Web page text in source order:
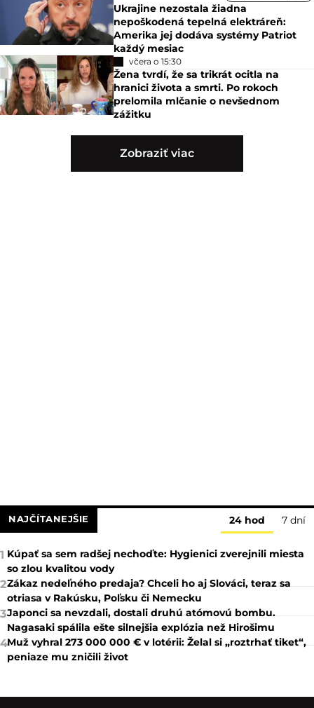
Ukrajine nezostala žiadna
nepoškodená tepelná elektráreň:
Amerika jej dodáva systémy Patriot
každý mesiac
včera o 15:30
Žena tvrdí, že sa trikrát ocitla na
hranici života a smrti. Po rokoch
prelomila mlčanie o nevšednom
zážitku
Zobraziť viac
NAJČÍTANEJŠIE 24 hod 7 dní
1 Kúpať sa sem radšej nechoďte: Hygienici zverejnili miesta
so zlou kvalitou vody
2Zákaz nedeľného predaja? Chceli ho aj Slováci, teraz sa
otriasa v Rakúsku, Poľsku či Nemecku
3Japonci sa nevzdali, dostali druhú atómovú bombu.
Nagasaki spálila ešte silnejšia explózia než Hirošimu
4Muž vyhral 273 000 000 € v lotérii: Želal si „roztrhať tiket“,
peniaze mu zničili život